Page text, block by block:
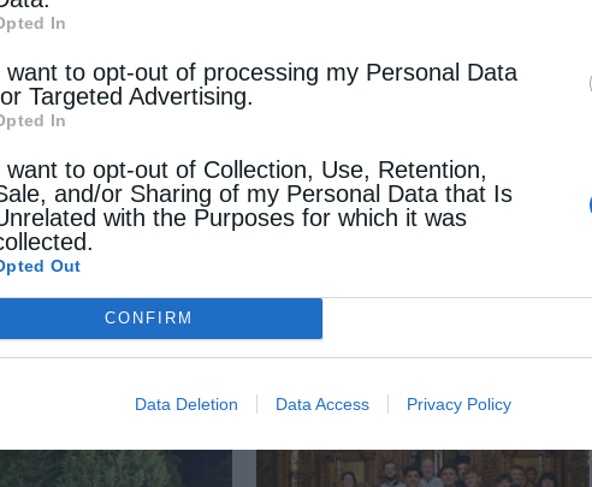
In
want to opt-out of processing my Personal Data
Targeted Advertising.
In
want to opt-out of Collection, Use, Retention,
and/or Sharing of my Personal Data that Is
with the Purposes for which it was
Out
CONFIRM
Data Deletion Data Access Privacy Policy
Επόμενο άρθρο
ΕΠΙΣΗΣ